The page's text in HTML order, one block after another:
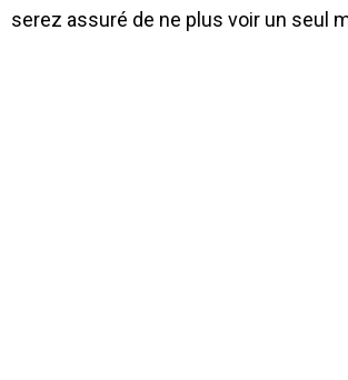
serez assuré de ne plus voir un seul